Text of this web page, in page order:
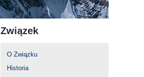
Związek
O Związku
Historia